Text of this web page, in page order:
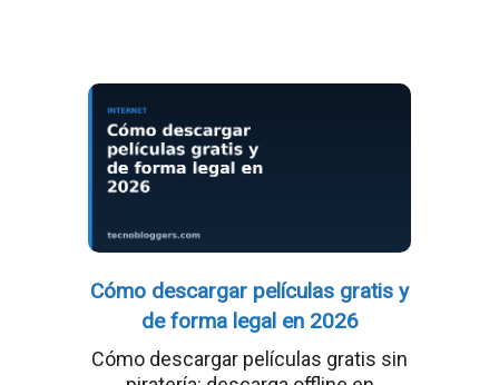
Cómo descargar películas gratis y
de forma legal en 2026
Cómo descargar películas gratis sin